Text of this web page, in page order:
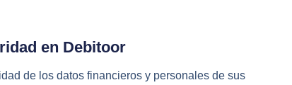
en Debitoor
de los datos financieros y personales de sus